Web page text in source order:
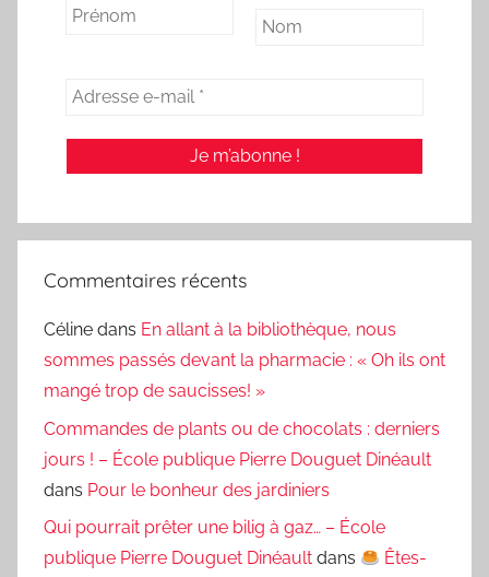
Commentaires récents
Céline dans En allant à la bibliothèque, nous
sommes passés devant la pharmacie : « Oh ils ont
mangé trop de saucisses! »
Commandes de plants ou de chocolats : derniers
jours ! – École publique Pierre Douguet Dinéault
dans Pour le bonheur des jardiniers
Qui pourrait prêter une bilig à gaz… – École
publique Pierre Douguet Dinéault dans
Êtes-